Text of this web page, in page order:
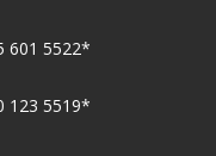
601 5522*
123 5519*